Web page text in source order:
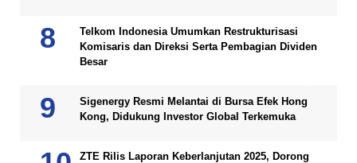
Telkom Indonesia Umumkan Restrukturisasi
Komisaris dan Direksi Serta Pembagian Dividen
Besar
Sigenergy Resmi Melantai di Bursa Efek Hong
Kong, Didukung Investor Global Terkemuka
ZTE Rilis Laporan Keberlanjutan 2025, Dorong